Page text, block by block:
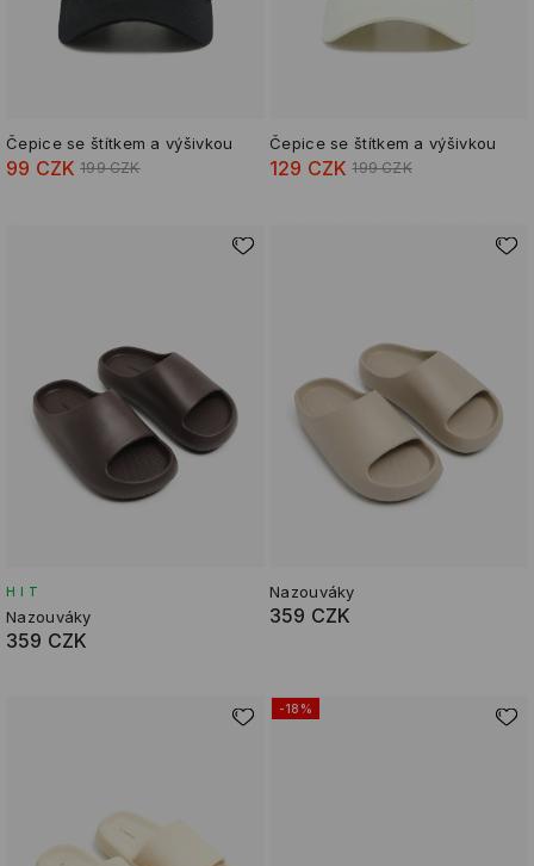
Čepice se štítkem a výšivkou
99 CZK 199 CZK
Čepice se štítkem a výšivkou
129 CZK 199 CZK
HIT
Nazouváky
359 CZK
Nazouváky
359 CZK
-18%